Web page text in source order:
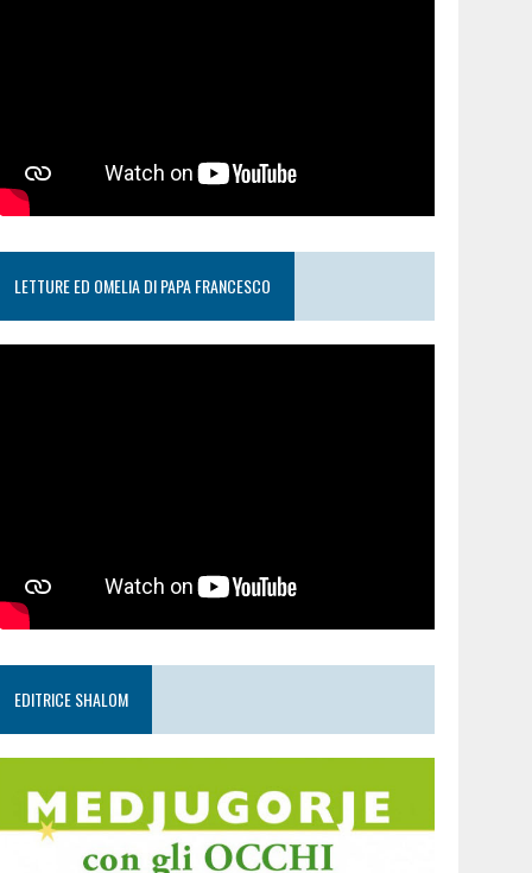
LETTURE ED OMELIA DI PAPA FRANCESCO
EDITRICE SHALOM